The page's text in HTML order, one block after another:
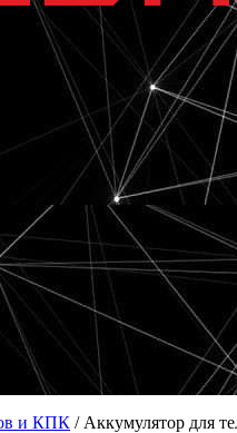
и КПК / Аккумулятор для